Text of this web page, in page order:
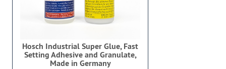
Hosch Industrial Super Glue, Fast
Setting Adhesive and Granulate,
Made in Germany